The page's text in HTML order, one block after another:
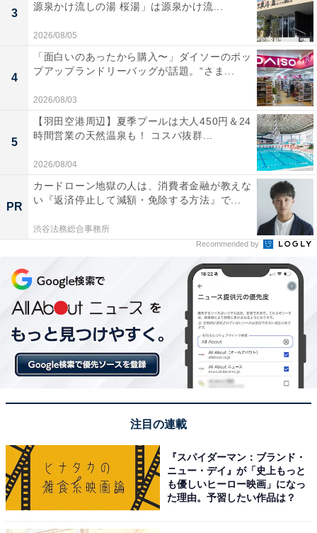
幻の限定ドリンク「空庭慈雨（くうていじう）」
3
源泉かけ流しの湯 桜湯」は源泉かけ流...
2026/08/05
4
「面白いのあったから購入〜」ダイソーのポッ
プアップランドリーバッグが話題。“さま...
2026/08/03
5
【羽田空港周辺】夏季プールは大人450円＆24
時間営業の天然温泉も！ コスパ抜群...
2026/08/04
PR
カードローン地獄の人は、消費者金融が教えな
い『返済停止して減額・免除する方法』で...
渋谷法務総合事務所
Recommended by
注目の連載
『スパイダーマン：ブランド・
ニュー・デイ』が「史上もっと
も優しいヒーロー映画」になっ
た理由。予習したい作品は？